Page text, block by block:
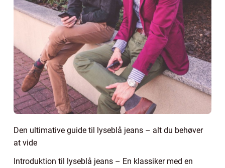
Den ultimative guide til lyseblå jeans – alt du behøver
at vide
Introduktion til lyseblå jeans – En klassiker med en